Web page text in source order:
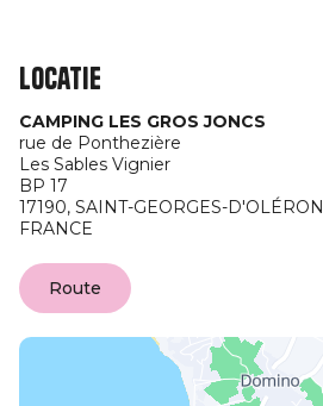
Locatie
CAMPING LES GROS JONCS
rue de Ponthezière
Les Sables Vignier
BP 17
17190, SAINT-GEORGES-D'OLÉRON
FRANCE
Route